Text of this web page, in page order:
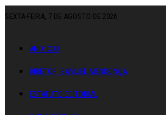
SEXTA-FEIRA, 7 DE AGOSTO DE 2026
ANO: CXII
DIRETOR: SAMUEL MENDONÇA
ESTATUTO EDITORIAL